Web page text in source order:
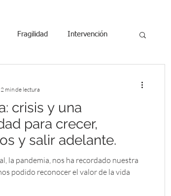
Fragilidad Intervención
Ejercicio Mujer
crisis y una
para crecer,
y salir adelante.
la pandemia, nos ha recordado nuestra
podido reconocer el valor de la vida
2 min de lectura